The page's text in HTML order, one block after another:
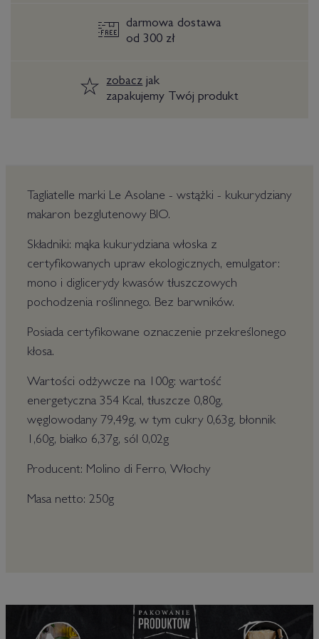
darmowa dostawa
od 300 zł
zobaczjak
zapakujemy Twój produkt
Tagliatelle marki Le Asolane - wstążki - kukurydziany
makaron bezglutenowy BIO.
Składniki: mąka kukurydziana włoska z
certyfikowanych upraw ekologicznych, emulgator:
mono i diglicerydy kwasów tłuszczowych
pochodzenia roślinnego. Bez barwników.
Posiada certyfikowane oznaczenie przekreślonego
kłosa.
Wartości odżywcze na 100g: wartość
energetyczna 354 Kcal, tłuszcze 0,80g,
węglowodany 79,49g, w tym cukry 0,63g, błonnik
1,60g, białko 6,37g, sól 0,02g
Producent: Molino di Ferro, Włochy
Masa netto: 250g